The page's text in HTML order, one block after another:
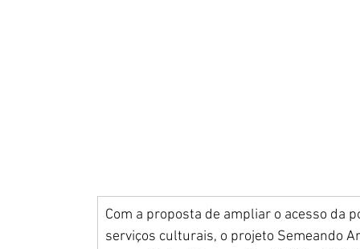
Com a proposta de ampliar o acesso da
serviços culturais, o projeto Semeando